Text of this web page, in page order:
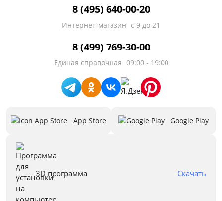
8 (495) 640-00-20
Интернет-магазин с 9 до 21
8 (499) 769-30-00
Единая справочная 09:00 - 19:00
App Store Google Play
3D программа Скачать